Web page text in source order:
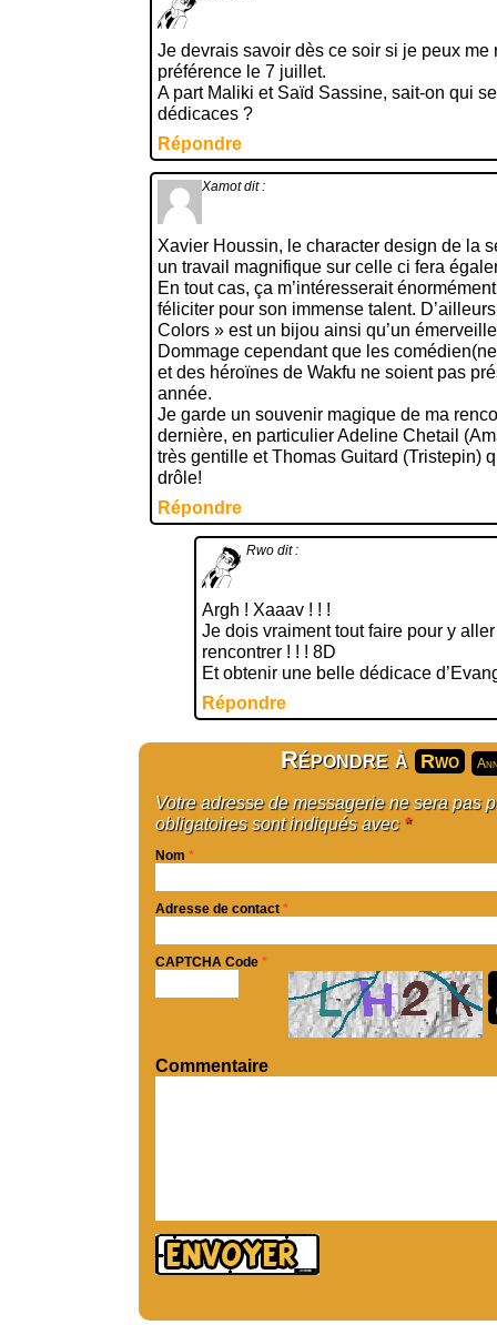
Je devrais savoir dès ce soir si je peux me
préférence le 7 juillet.
A part Maliki et Saïd Sassine, sait-on qui
dédicaces ?
Répondre
Xamot dit :
Xavier Houssin, le character design de la
un travail magnifique sur celle ci fera
En tout cas, ça m’intéresserait
féliciter pour son immense talent.
Colors » est un bijou ainsi qu’un
Dommage cependant que les
et des héroïnes de Wakfu ne soient pas
année.
Je garde un souvenir magique de ma
dernière, en particulier Adeline Chetail
très gentille et Thomas Guitard (Tristepin)
drôle!
Répondre
Rwo dit :
Argh ! Xaaav ! ! !
Je dois vraiment tout faire pour y
rencontrer ! ! ! 8D
Et obtenir une belle dédicace
Répondre
Répondre à Rwo
Votre adresse de messagerie ne sera pas
obligatoires sont indiqués avec *
Nom *
Adresse de contact *
CAPTCHA Code *
Commentaire